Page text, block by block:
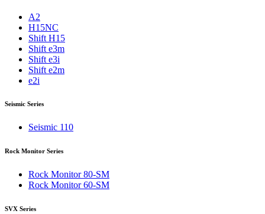
A2
H15NC
Shift H15
Shift e3m
Shift e3i
Shift e2m
e2i
Seismic Series
Seismic 110
Rock Monitor Series
Rock Monitor 80-SM
Rock Monitor 60-SM
SVX Series